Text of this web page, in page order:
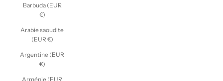
Barbuda (EUR
€)
Arabie saoudite
(EUR €)
Argentine (EUR
€)
Arménie (EUR